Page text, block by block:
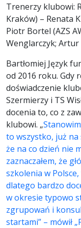
Trenerzy klubowi:
Kraków) – Renata
Piotr Bortel (AZS
Wenglarczyk; Artur
Bartłomiej Język
od 2016 roku. Gdy
doświadczenie
Szermierzy i TS
docenia to, co z
klubowi. „
to wszystko, już na
że na co dzień nie
zaznaczałem, że
szkolenia w
dlatego bardzo
w okresie typowo
zgrupowań i
startami” – mówił